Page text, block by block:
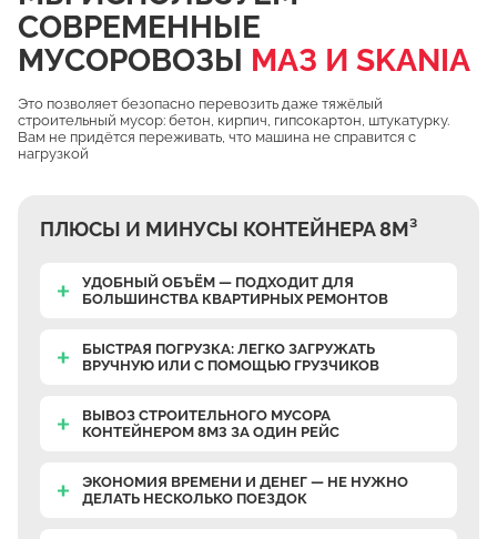
Чулково
Осеченки
Поповка
Донино
Дурниха
Поповка
Синьково
Еганово
Заозерье
Бритово
СОВРЕМЕННЫЕ
МУСОРОВОЗЫ МАЗ И SKANIA
Это позволяет безопасно перевозить даже тяжёлый
строительный мусор: бетон, кирпич, гипсокартон, штукатурку.
Вам не придётся переживать, что машина не справится с
нагрузкой
ПЛЮСЫ И МИНУСЫ КОНТЕЙНЕРА 8М³
УДОБНЫЙ ОБЪЁМ — ПОДХОДИТ ДЛЯ
БОЛЬШИНСТВА КВАРТИРНЫХ РЕМОНТОВ
БЫСТРАЯ ПОГРУЗКА: ЛЕГКО ЗАГРУЖАТЬ
ВРУЧНУЮ ИЛИ С ПОМОЩЬЮ ГРУЗЧИКОВ
ВЫВОЗ СТРОИТЕЛЬНОГО МУСОРА
КОНТЕЙНЕРОМ 8М3 ЗА ОДИН РЕЙС
ЭКОНОМИЯ ВРЕМЕНИ И ДЕНЕГ — НЕ НУЖНО
ДЕЛАТЬ НЕСКОЛЬКО ПОЕЗДОК